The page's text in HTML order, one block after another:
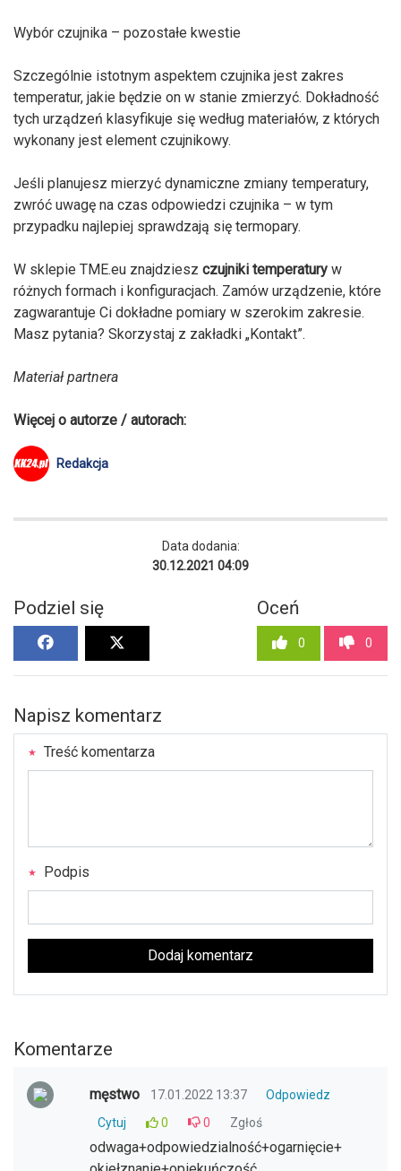
Wybór czujnika – pozostałe kwestie
Szczególnie istotnym aspektem czujnika jest zakres
temperatur, jakie będzie on w stanie zmierzyć. Dokładność
tych urządzeń klasyfikuje się według materiałów, z których
wykonany jest element czujnikowy.
Jeśli planujesz mierzyć dynamiczne zmiany temperatury,
zwróć uwagę na czas odpowiedzi czujnika – w tym
przypadku najlepiej sprawdzają się termopary.
W sklepie TME.eu znajdziesz czujniki temperatury w
różnych formach i konfiguracjach. Zamów urządzenie, które
zagwarantuje Ci dokładne pomiary w szerokim zakresie.
Masz pytania? Skorzystaj z zakładki „Kontakt”.
Materiał partnera
Więcej o autorze / autorach:
Redakcja
Data dodania:
30.12.2021 04:09
Podziel się Oceń
0 0
Napisz komentarz
Treść komentarza
Podpis
Dodaj komentarz
Komentarze
męstwo 17.01.2022 13:37
Odpowiedz
Cytuj
0 0 Zgłoś
odwaga+odpowiedzialność+ogarnięcie+